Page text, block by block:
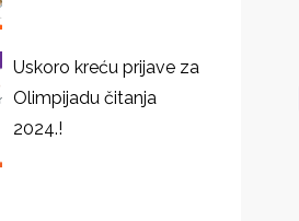
Uskoro kreću prijave za
Olimpijadu čitanja
2024.!